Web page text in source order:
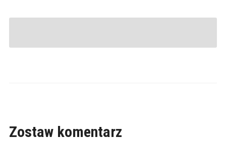
Zostaw komentarz